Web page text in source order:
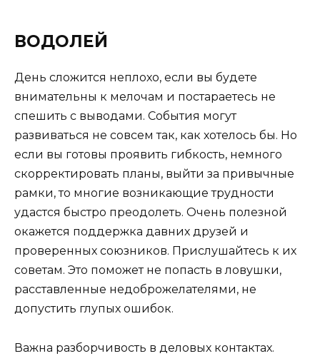
ВОДОЛЕЙ
День сложится неплохо, если вы будете
внимательны к мелочам и постараетесь не
спешить с выводами. События могут
развиваться не совсем так, как хотелось бы. Но
если вы готовы проявить гибкость, немного
скорректировать планы, выйти за привычные
рамки, то многие возникающие трудности
удастся быстро преодолеть. Очень полезной
окажется поддержка давних друзей и
проверенных союзников. Прислушайтесь к их
советам. Это поможет не попасть в ловушки,
расставленные недоброжелателями, не
допустить глупых ошибок.
Важна разборчивость в деловых контактах.